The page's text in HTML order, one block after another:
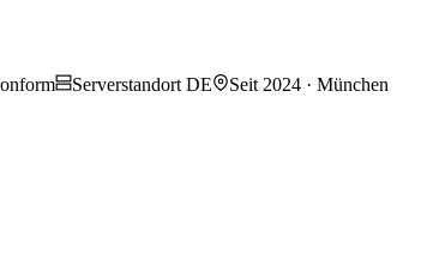
Serverstandort DE Seit 2024 · München